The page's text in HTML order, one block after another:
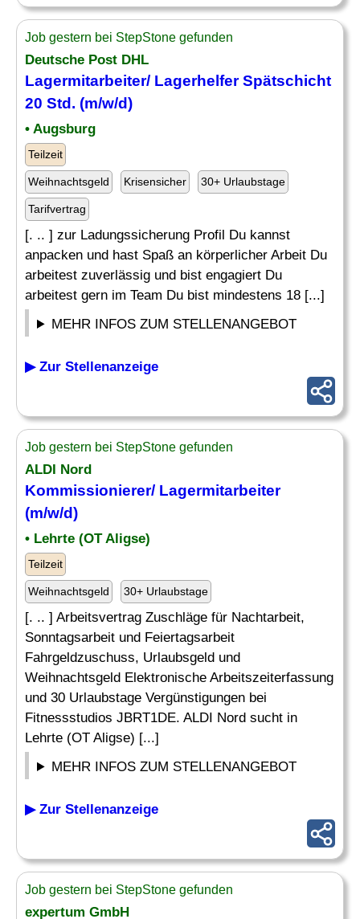
Job gestern bei StepStone gefunden
Deutsche Post DHL
Lagermitarbeiter/ Lagerhelfer Spätschicht
20 Std. (m/w/d)
• Augsburg
Teilzeit
Weihnachtsgeld Krisensicher 30+ Urlaubstage
Tarifvertrag
[. .. ] zur Ladungssicherung Profil Du kannst
anpacken und hast Spaß an körperlicher Arbeit Du
arbeitest zuverlässig und bist engagiert Du
arbeitest gern im Team Du bist mindestens 18 [...]
MEHR INFOS ZUM STELLENANGEBOT
▶ Zur Stellenanzeige
Job gestern bei StepStone gefunden
ALDI Nord
Kommissionierer/ Lagermitarbeiter
(m/w/d)
• Lehrte (OT Aligse)
Teilzeit
Weihnachtsgeld 30+ Urlaubstage
[. .. ] Arbeitsvertrag Zuschläge für Nachtarbeit,
Sonntagsarbeit und Feiertagsarbeit
Fahrgeldzuschuss, Urlaubsgeld und
Weihnachtsgeld Elektronische Arbeitszeiterfassung
und 30 Urlaubstage Vergünstigungen bei
Fitnessstudios JBRT1DE. ALDI Nord sucht in
Lehrte (OT Aligse) [...]
MEHR INFOS ZUM STELLENANGEBOT
▶ Zur Stellenanzeige
Job gestern bei StepStone gefunden
expertum GmbH